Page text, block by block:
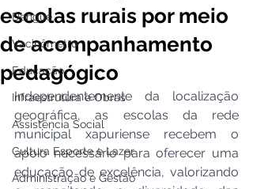
Dengue
Vacinômetro
Educação
Infraestrutura e Obras
Assistência Social
Cultura Esporte e Lazer
Administração e Gestão
escolas rurais por meio
de acompanhamento
pedagógico
Independentemente da localização
geográfica, as escolas da rede
municipal xapuriense recebem o
apoio necessário para oferecer uma
educação de excelência, valorizando